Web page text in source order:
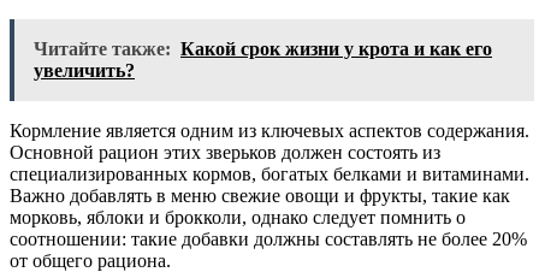
Читайте также: Какой срок жизни у крота и как его
увеличить?
Кормление является одним из ключевых аспектов содержания.
Основной рацион этих зверьков должен состоять из
специализированных кормов, богатых белками и витаминами.
Важно добавлять в меню свежие овощи и фрукты, такие как
морковь, яблоки и брокколи, однако следует помнить о
соотношении: такие добавки должны составлять не более 20%
от общего рациона.